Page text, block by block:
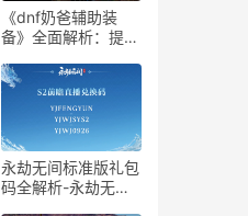
《dnf奶爸辅助装
备》全面解析：提升
永劫无间标准版礼包
码全解析-永劫无间